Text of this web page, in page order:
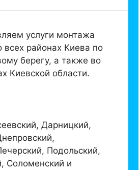
услуги монтажа
всех районах Киева по
берегу, а также во
Киевской области.
Дарницкий,
Подольский,
Соломенский и